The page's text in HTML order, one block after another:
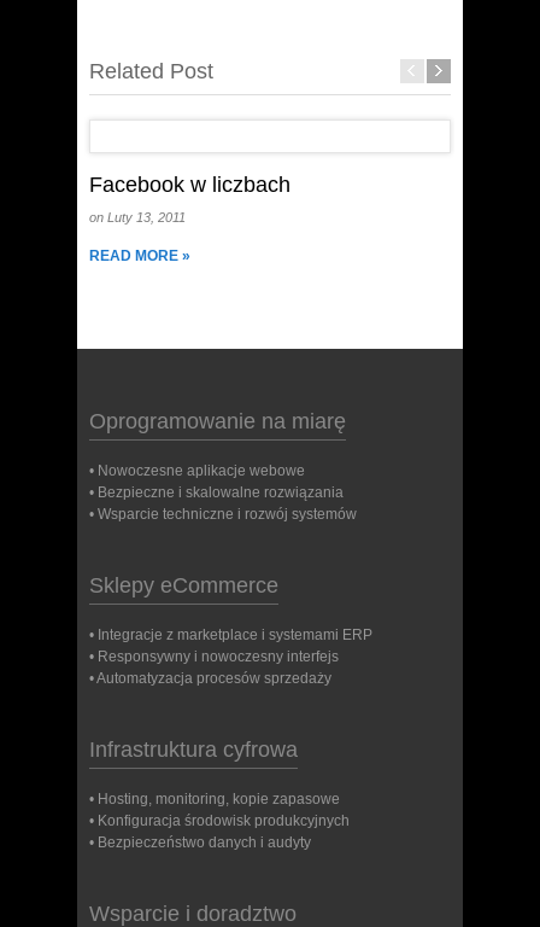
Related Post
Facebook w liczbach
on Luty 13, 2011
READ MORE »
Oprogramowanie na miarę
• Nowoczesne aplikacje webowe
• Bezpieczne i skalowalne rozwiązania
• Wsparcie techniczne i rozwój systemów
Sklepy eCommerce
• Integracje z marketplace i systemami ERP
• Responsywny i nowoczesny interfejs
• Automatyzacja procesów sprzedaży
Infrastruktura cyfrowa
• Hosting, monitoring, kopie zapasowe
• Konfiguracja środowisk produkcyjnych
• Bezpieczeństwo danych i audyty
Wsparcie i doradztwo